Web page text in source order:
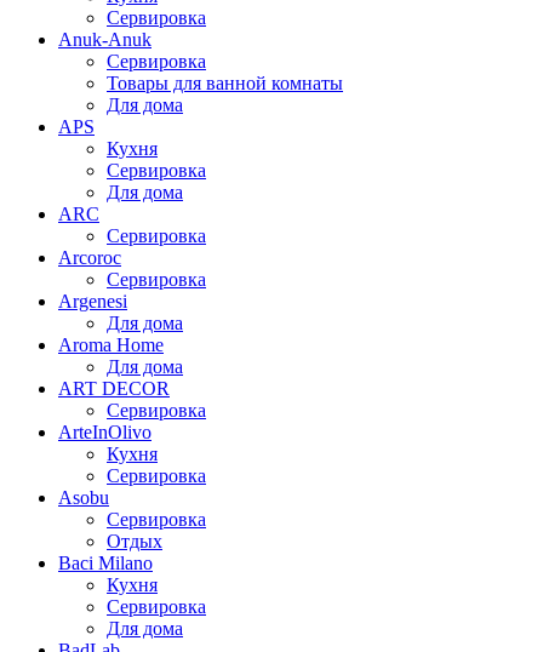
Сервировка
Anuk-Anuk
Сервировка
Товары для ванной комнаты
Для дома
APS
Кухня
Сервировка
Для дома
ARC
Сервировка
Arcoroc
Сервировка
Argenesi
Для дома
Aroma Home
Для дома
ART DECOR
Сервировка
ArteInOlivo
Кухня
Сервировка
Asobu
Сервировка
Отдых
Baci Milano
Кухня
Сервировка
Для дома